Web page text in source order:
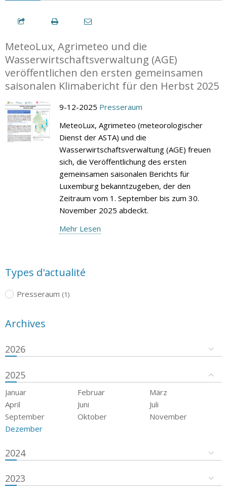
MeteoLux, Agrimeteo und die
Wasserwirtschaftsverwaltung (AGE)
veröffentlichen den ersten gemeinsamen
saisonalen Klimabericht für den Herbst 2025
9-12-2025 Presseraum
MeteoLux, Agrimeteo (meteorologischer
Dienst der ASTA) und die
Wasserwirtschaftsverwaltung (AGE) freuen
sich, die Veröffentlichung des ersten
gemeinsamen saisonalen Berichts für
Luxemburg bekanntzugeben, der den
Zeitraum vom 1. September bis zum 30.
November 2025 abdeckt.
Mehr Lesen
Types d'actualité
Presseraum (1)
Archives
2026
2025
Januar Februar
März
April
Juni
Juli
September
Oktober
November
Dezember
2024
2023